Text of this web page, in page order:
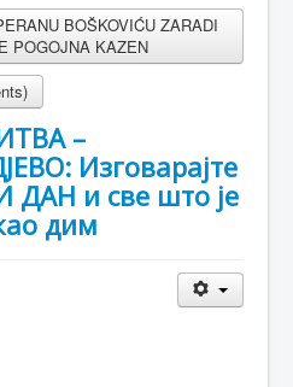
BOŠKOVIĆU ZARADI
POGOJNA KAZEN
–
Изговарајте
ДАН и све што је
дим